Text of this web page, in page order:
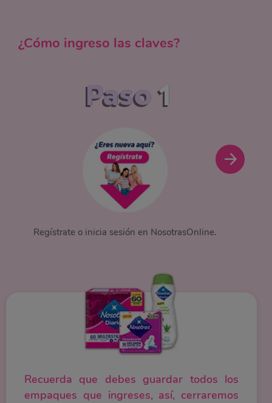
¿Cómo ingreso las claves?
Paso1
Regístrate o inicia sesión en NosotrasOnline.
Recuerda que debes guardar todos los
empaques que ingreses, así, cerraremos